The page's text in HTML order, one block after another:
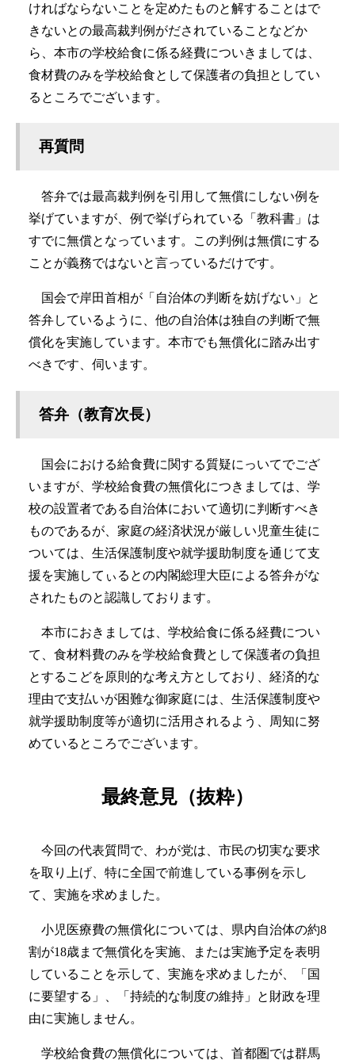
ければならないことを定めたものと解することはで
きないとの最高裁判例がだされていることなどか
ら、本市の学校給食に係る経費についきましては、
食材費のみを学校給食として保護者の負担としてい
るところでございます。
再質問
答弁では最高裁判例を引用して無償にしない例を
挙げていますが、例で挙げられている「教科書」は
すでに無償となっています。この判例は無償にする
ことが義務ではないと言っているだけです。
国会で岸田首相が「自治体の判断を妨げない」と
答弁しているように、他の自治体は独自の判断で無
償化を実施しています。本市でも無償化に踏み出す
べきです、伺います。
答弁（教育次長）
国会における給食費に関する質疑にっいてでござ
いますが、学校給食費の無償化につきましては、学
校の設置者である自治体において適切に判断すべき
ものであるが、家庭の経済状況が厳しい児童生徒に
ついては、生活保護制度や就学援助制度を通じて支
援を実施してぃるとの内閣総理大臣による答弁がな
されたものと認識しております。
本市におきましては、学校給食に係る経費につい
て、食材料費のみを学校給食費として保護者の負担
とするこどを原則的な考え方としており、経済的な
理由で支払いが困難な御家庭には、生活保護制度や
就学援助制度等が適切に活用されるよう、周知に努
めているところでございます。
最終意見（抜粋）
今回の代表質問で、わが党は、市民の切実な要求
を取り上げ、特に全国で前進している事例を示し
て、実施を求めました。
小児医療費の無償化については、県内自治体の約8
割が18歳まで無償化を実施、または実施予定を表明
していることを示して、実施を求めましたが、「国
に要望する」、「持続的な制度の維持」と財政を理
由に実施しません。
学校給食費の無償化については、首都圏では群馬